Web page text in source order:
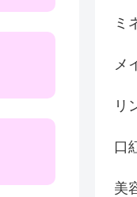
ミ
メ
リ
口
美